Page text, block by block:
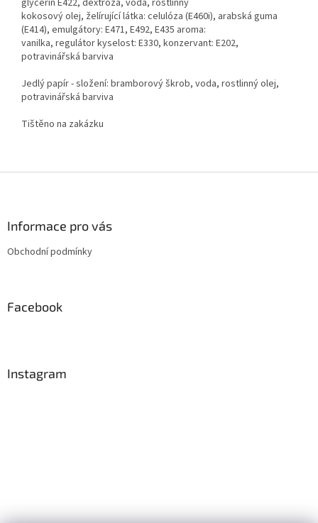
glycerin E422, dextróza, voda, rostlinný
kokosový olej, želírující látka: celulóza (E460i), arabská guma
(E414), emulgátory: E471, E492, E435 aroma:
vanilka, regulátor kyselost: E330, konzervant: E202,
potravinářská barviva
Jedlý papír - složení: bramborový škrob, voda, rostlinný olej,
potravinářská barviva
Tištěno na zakázku
Informace pro vás
Obchodní podmínky
Facebook
Instagram